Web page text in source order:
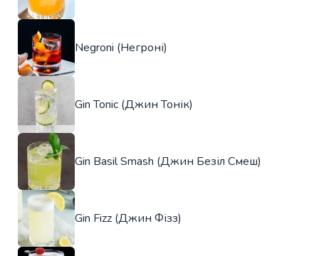
Negroni (Негроні)
Gin Tonic (Джин Тонік)
Gin Basil Smash (Джин Безіл Смеш)
Gin Fizz (Джин Фізз)